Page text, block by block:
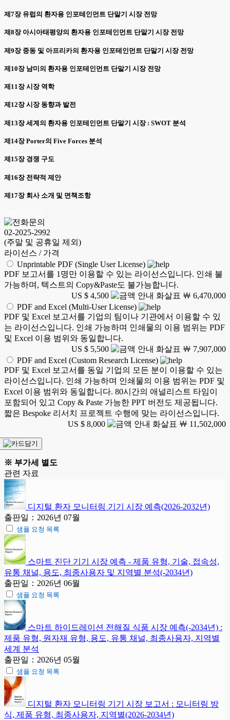
제7장 유럽의 환자용 인포테인먼트 단말기 시장 전망
제8장 아시아태평양의 환자용 인포테인먼트 단말기 시장 전망
제9장 중동 및 아프리카의 환자용 인포테인먼트 단말기 시장 전망
제10장 남미의 환자용 인포테인먼트 단말기 시장 전망
제11장 시장 역학
제12장 시장 동향과 발전
제13장 세계의 환자용 인포테인먼트 단말기 시장 : SWOT 분석
제14장 Porter의 Five Forces 분석
제15장 경쟁 구도
제16장 전략적 제안
제17장 회사 소개 및 면책조항
02-2025-2992
(주말 및 공휴일 제외)
라이선스 / 가격
Unprintable PDF (Single User License)
PDF 보고서를 1명만 이용할 수 있는 라이선스입니다. 인쇄 불
가능하며, 텍스트의 Copy&Paste도 불가능합니다.
US $ 4,500
￦ 6,470,000
PDF and Excel (Multi-User License)
PDF 및 Excel 보고서를 기업의 팀이나 기관에서 이용할 수 있
는 라이선스입니다. 인쇄 가능하며 인쇄물의 이용 범위는 PDF
및 Excel 이용 범위와 동일합니다.
US $ 5,500
￦ 7,907,000
PDF and Excel (Custom Research License)
PDF 및 Excel 보고서를 동일 기업의 모든 분이 이용할 수 있는
라이선스입니다. 인쇄 가능하며 인쇄물의 이용 범위는 PDF 및
Excel 이용 범위와 동일합니다. 80시간의 애널리스트 타임이
포함되어 있고 Copy & Paste 가능한 PPT 버전도 제공됩니다.
짧은 Bespoke 리서치 프로젝트 수행에 맞는 라이선스입니다.
US $ 8,000
￦ 11,502,000
※ 부가세 별도
관련 자료
디지털 환자 모니터링 기기 시장 예측(2026-2032년)
출판일：2026년 07월
샘플 요청 목록
스마트 진단 기기 시장 예측 - 제품 유형, 기술, 접속성,
유통 채널, 용도, 최종사용자 및 지역별 분석(-2034년)
출판일：2026년 06월
샘플 요청 목록
스마트 하이드레이션 전해질 식품 시장 예측(-2034년) :
제품 유형, 원자재 유형, 용도, 유통 채널, 최종사용자, 지역별
세계 분석
출판일：2026년 05월
샘플 요청 목록
디지털 환자 모니터링 기기 시장 보고서 : 모니터링 방
식, 제품 유형, 최종사용자, 지역별(2026-2034년)